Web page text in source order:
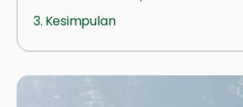
Kesimpulan